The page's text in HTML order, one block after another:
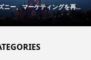
ニー、マーケティングを再...